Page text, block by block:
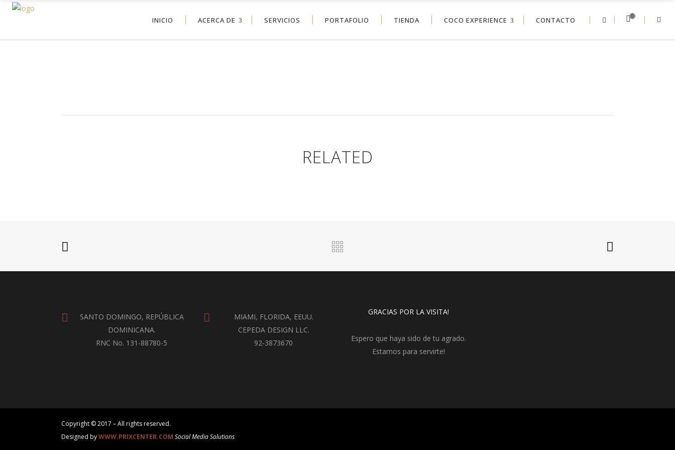
INICIO ACERCA DE SERVICIOS PORTAFOLIO TIENDA COCO EXPERIENCE CONTACTO 0
RELATED
SANTO DOMINGO, REPÚBLICA
DOMINICANA.
RNC No. 131-88780-5
MIAMI, FLORIDA, EEUU.
CEPEDA DESIGN LLC.
92-3873670
GRACIAS POR LA VISITA!
Espero que haya sido de tu agrado.
Estamos para servirte!
Copyright © 2017 – All rights reserved.
Designed byWWW.PRIXCENTER.COM Social Media Solutions